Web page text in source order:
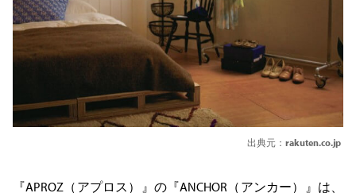
出典元： rakuten.co.jp
『APROZ（アプロス）』の『ANCHOR（アンカー）』は、